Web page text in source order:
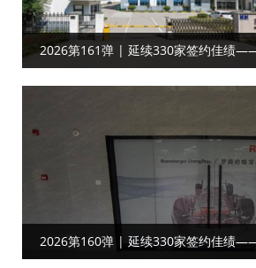
2026第161弹 | 延续330家签约佳绩
达成工厂目视化合作
2026第160弹 | 延续330家签约佳绩
厂目视化